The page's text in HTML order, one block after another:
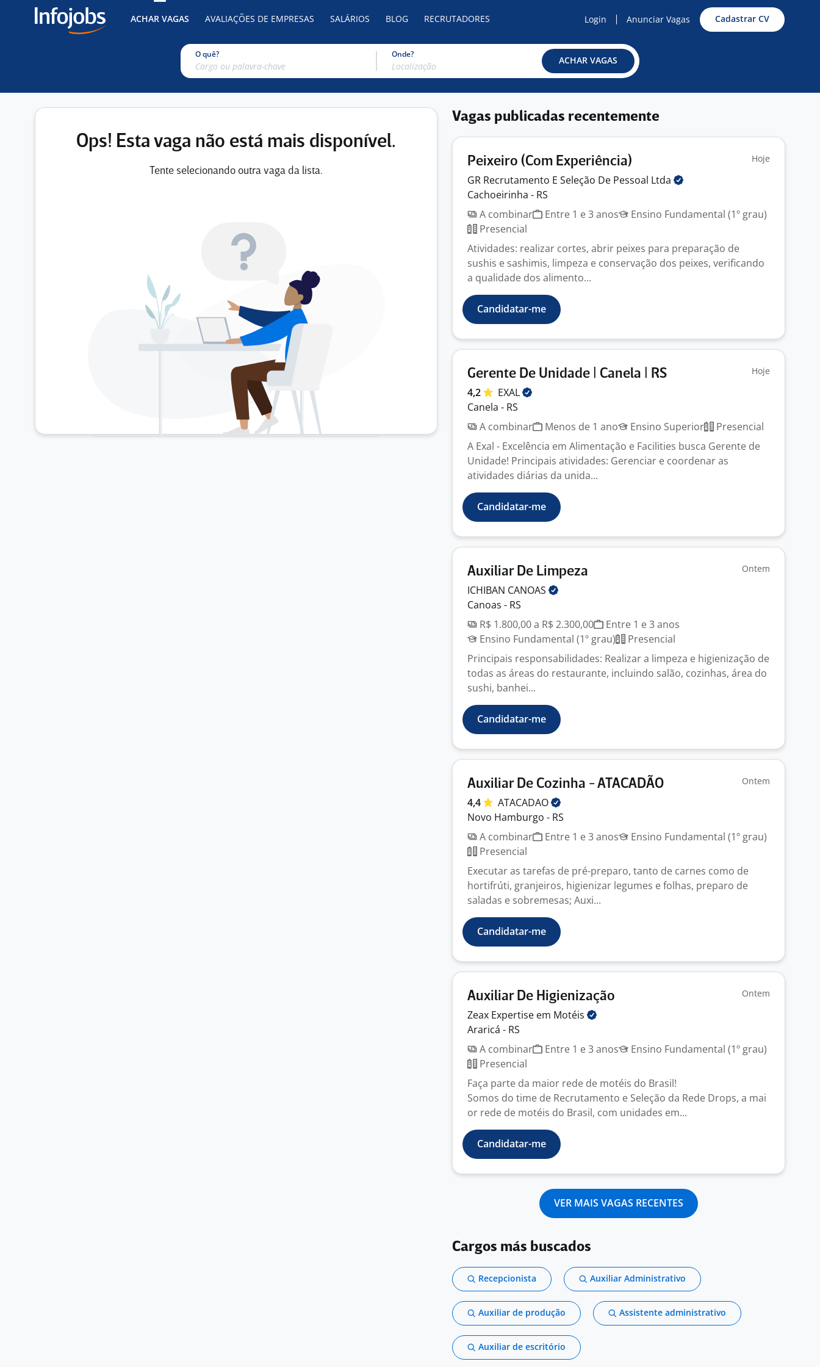
ACHAR VAGAS AVALIAÇÕES DE EMPRESAS SALÁRIOS BLOG RECRUTADORES Login Anunciar Vagas Cadastrar CV
O quê? Onde?
ACHAR VAGAS
Ops! Esta vaga não está mais disponível.
Tente selecionando outra vaga da lista.
Vagas publicadas recentemente
Peixeiro (Com Experiência) Hoje
GR Recrutamento E Seleção De Pessoal Ltda
Cachoeirinha - RS
A combinar
Entre 1 e 3 anos
Ensino Fundamental (1º grau)
Presencial
Atividades: realizar cortes, abrir peixes para preparação de
sushis e sashimis, limpeza e conservação dos peixes, verificando
a qualidade dos alimento...
Candidatar-me
Gerente De Unidade | Canela | RS Hoje
4,2
EXAL
Canela - RS
A combinar
Menos de 1 ano Ensino Superior
Presencial
A Exal - Excelência em Alimentação e Facilities busca Gerente de
Unidade! Principais atividades: Gerenciar e coordenar as
atividades diárias da unida...
Candidatar-me
Auxiliar De Limpeza Ontem
ICHIBAN CANOAS
Canoas - RS
R$ 1.800,00 a R$ 2.300,00
Entre 1 e 3 anos
Ensino Fundamental (1º grau)
Presencial
Principais responsabilidades: Realizar a limpeza e higienização de
todas as áreas do restaurante, incluindo salão, cozinhas, área do
sushi, banhei...
Candidatar-me
Auxiliar De Cozinha - ATACADÃO Ontem
4,4
ATACADAO
Novo Hamburgo - RS
A combinar
Entre 1 e 3 anos
Ensino Fundamental (1º grau)
Presencial
Executar as tarefas de pré-preparo, tanto de carnes como de
hortifrúti, granjeiros, higienizar legumes e folhas, preparo de
saladas e sobremesas; Auxi...
Candidatar-me
Auxiliar De Higienização Ontem
Zeax Expertise em Motéis
Araricá - RS
A combinar
Entre 1 e 3 anos
Ensino Fundamental (1º grau)
Presencial
Faça parte da maior rede de motéis do Brasil!
Somos do time de Recrutamento e Seleção da Rede Drops, a mai
or rede de motéis do Brasil, com unidades em...
Candidatar-me
VER MAIS VAGAS RECENTES
Cargos más buscados
Recepcionista Auxiliar Administrativo
Auxiliar de produção Assistente administrativo
Auxiliar de escritório